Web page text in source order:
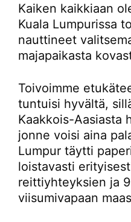
Kaiken kaikkiaan
Kuala Lumpurissa
nauttineet
majapaikasta
Toivoimme
tuntuisi hyvältä,
Kaakkois-Aasiasta
jonne voisi aina
Lumpur täytti
loistavasti
reittiyhteyksien ja
viisumivapaan